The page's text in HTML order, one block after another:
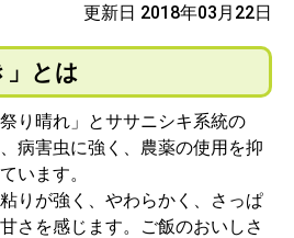
更新日 2018年03月22日
」とは
り晴れ」とササニシキ系統の
病害虫に強く、農薬の使用を抑
います。
りが強く、やわらかく、さっぱ
さを感じます。ご飯のおいしさ